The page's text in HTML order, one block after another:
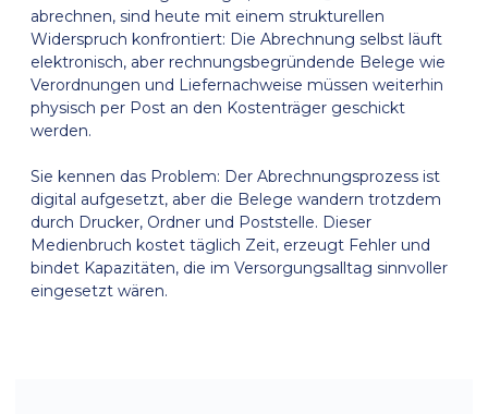
abrechnen, sind heute mit einem strukturellen
Widerspruch konfrontiert: Die Abrechnung selbst läuft
elektronisch, aber rechnungsbegründende Belege wie
Verordnungen und Liefernachweise müssen weiterhin
physisch per Post an den Kostenträger geschickt
werden.
Sie kennen das Problem: Der Abrechnungsprozess ist
digital aufgesetzt, aber die Belege wandern trotzdem
durch Drucker, Ordner und Poststelle. Dieser
Medienbruch kostet täglich Zeit, erzeugt Fehler und
bindet Kapazitäten, die im Versorgungsalltag sinnvoller
eingesetzt wären.